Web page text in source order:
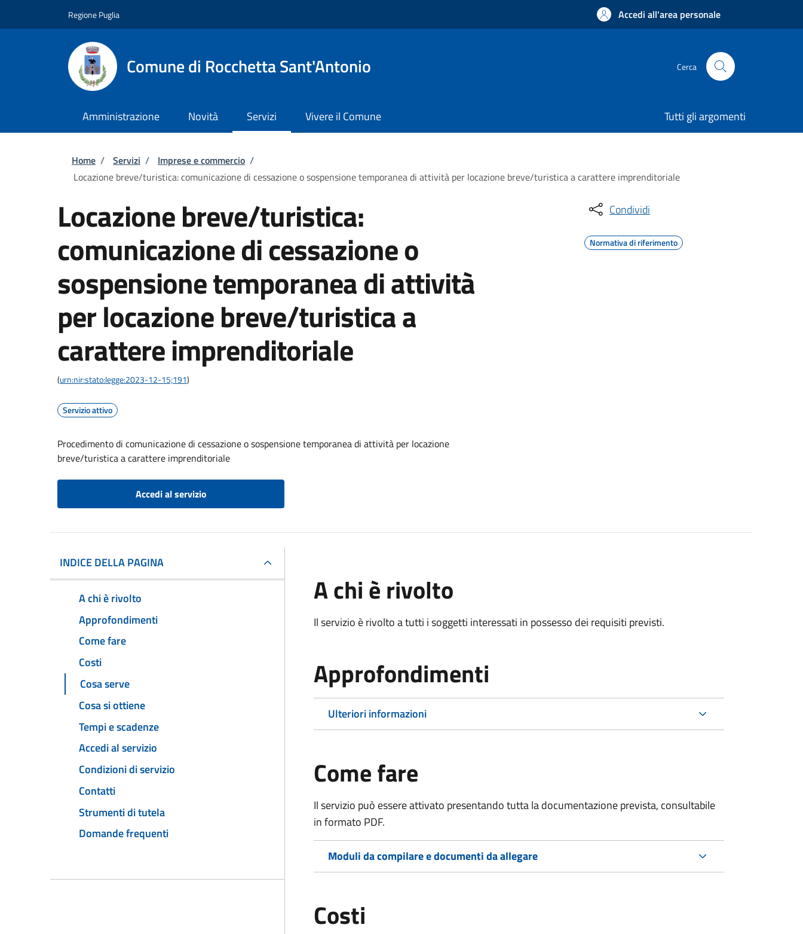
Regione Puglia Accedi all'area personale
Comune di Rocchetta Sant'Antonio Cerca
Amministrazione Novità Servizi Vivere il Comune Tutti gli argomenti
Briciole di pane
Home / Servizi / Imprese e commercio /
Locazione breve/turistica: comunicazione di cessazione o sospensione temporanea di attività per locazione breve/turistica a carattere imprenditoriale
Locazione breve/turistica:
comunicazione di cessazione o
sospensione temporanea di attività
per locazione breve/turistica a
carattere imprenditoriale
(urn:nir:stato:legge:2023-12-15;191)
Servizio attivo
Procedimento di comunicazione di cessazione o sospensione temporanea di attività per locazione
breve/turistica a carattere imprenditoriale
Accedi al servizio
Condividi
Normativa di riferimento
INDICE DELLA PAGINA
A chi è rivolto
Approfondimenti
Come fare
Costi
Cosa serve
Cosa si ottiene
Tempi e scadenze
Accedi al servizio
Condizioni di servizio
Contatti
Strumenti di tutela
Domande frequenti
A chi è rivolto
Il servizio è rivolto a tutti i soggetti interessati in possesso dei requisiti previsti.
Approfondimenti
Ulteriori informazioni
Come fare
Il servizio può essere attivato presentando tutta la documentazione prevista, consultabile
in formato PDF.
Moduli da compilare e documenti da allegare
Costi